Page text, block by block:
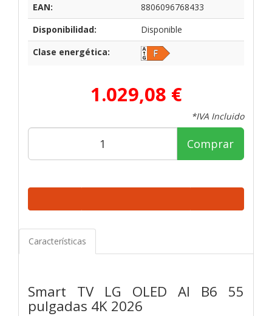
EAN:
8806096768433
Disponibilidad:
Disponible
Clase energética:
1.029,08 €
*IVA Incluido
Comprar
Características
Smart TV LG OLED AI B6 55
pulgadas 4K 2026